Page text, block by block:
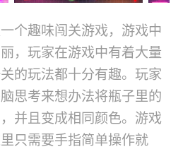
个趣味闯关游戏，游戏中
，玩家在游戏中有着大量
的玩法都十分有趣。玩家
思考来想办法将瓶子里的
并且变成相同颜色。游戏
只需要手指简单操作就